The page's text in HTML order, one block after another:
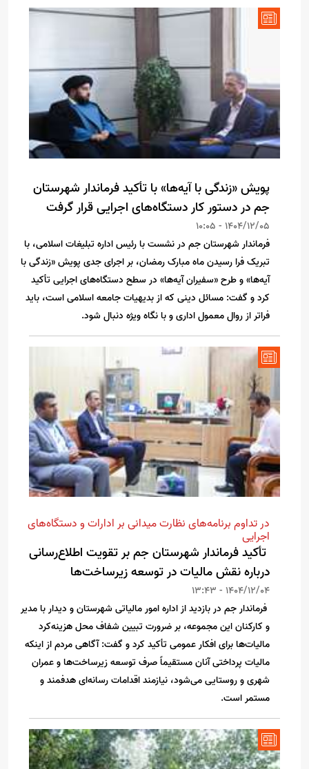
پویش «زندگی با آیه‌ها» با تأکید فرماندار شهرستان
جم در دستور کار دستگاه‌های اجرایی قرار گرفت
1404/12/05 - 10:05
فرماندار شهرستان جم در نشست با رئیس اداره تبلیغات اسلامی، با
تبریک فرا رسیدن ماه مبارک رمضان، بر اجرای جدی پویش «زندگی با
آیه‌ها» و طرح «سفیران آیه‌ها» در سطح دستگاه‌های اجرایی تأکید
کرد و گفت: مسائل دینی که از بدیهیات جامعه اسلامی است، باید
فراتر از روال معمول اداری و با نگاه ویژه دنبال شود.
در تداوم برنامه‌های نظارت میدانی بر ادارات و دستگاه‌های
اجرایی
تأکید فرماندار شهرستان جم بر تقویت اطلاع‌رسانی
درباره نقش مالیات در توسعه زیرساخت‌ها
1404/12/04 - 13:43
فرماندار جم در بازدید از اداره امور مالیاتی شهرستان و دیدار با مدیر
و کارکنان این مجموعه، بر ضرورت تبیین شفاف محل هزینه‌کرد
مالیات‌ها برای افکار عمومی تأکید کرد و گفت: آگاهی مردم از اینکه
مالیات پرداختی آنان مستقیماً صرف توسعه زیرساخت‌ها و عمران
شهری و روستایی می‌شود، نیازمند اقدامات رسانه‌ای هدفمند و
مستمر است.